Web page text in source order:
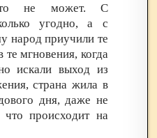
не может. С
угодно, а с
народ приучили те
мгновения, когда
искали выход из
страна жила в
дня, даже не
происходит на